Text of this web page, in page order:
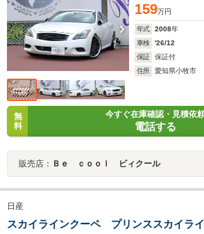
159万円
年式 2008年
車検
'26/12
保証
保証付
住所
愛知県小牧市
無
料
今すぐ在庫確認・見積依
電話する
販売店： Ｂｅ ｃｏｏｌ ビィクール
日産
スカイラインクーペ プリンススカイラ